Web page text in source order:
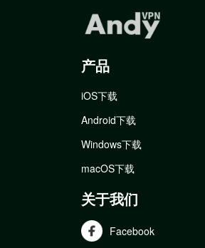
产品
iOS下载
Android下载
Windows下载
macOS下载
关于我们
Facebook